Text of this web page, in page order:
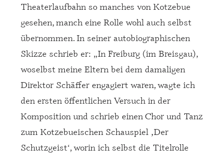
Theaterlaufbahn so manches von Kotzebue
gesehen, manch eine Rolle wohl auch selbst
übernommen. In seiner autobiographischen
Skizze schrieb er: „In Freiburg (im Breisgau),
woselbst meine Eltern bei dem damaligen
Direktor Schäffer engagiert waren, wagte ich
den ersten öffentlichen Versuch in der
Komposition und schrieb einen Chor und Tanz
zum Kotzebueischen Schauspiel ‚Der
Schutzgeist‘, worin ich selbst die Titelrolle